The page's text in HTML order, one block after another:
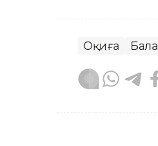
Оқиға Бала